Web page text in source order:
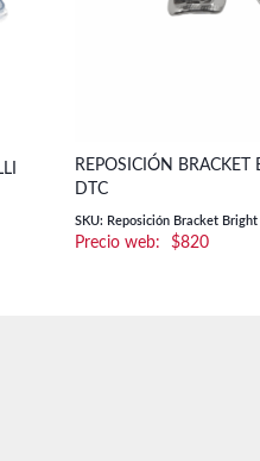
REPOSICIÓN BRACKET
DTC
SKU: Reposición Bracket Bright
$820